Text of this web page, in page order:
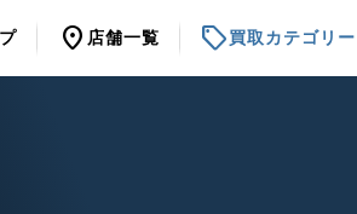
location_on 店舗一覧 sell買取カテゴリー